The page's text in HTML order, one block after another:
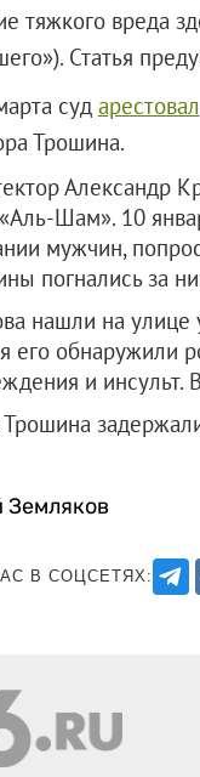
тяжкого вреда
Статья
суд арестовал
Трошина.
Александр
Шам». 10
мужчин,
погнались за
нашли на улице
его обнаружили
и инсульт.
Трошина
Земляков
В СОЦСЕТЯХ: